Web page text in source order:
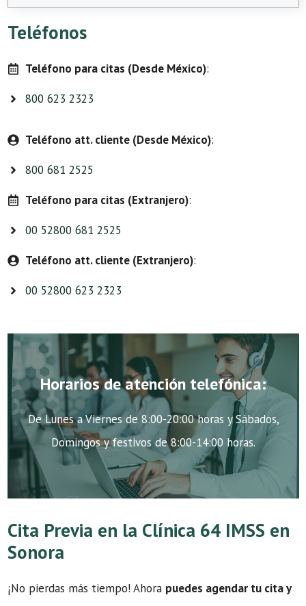
Teléfonos
Teléfono para citas (Desde México):
800 623 2323
Teléfono att. cliente (Desde México):
800 681 2525
Teléfono para citas (Extranjero):
00 52800 681 2525
Teléfono att. cliente (Extranjero):
00 52800 623 2323
Horarios de atención telefónica:
De Lunes a Viernes de 8:00-20:00 horas y Sábados,
Domingos y festivos de 8:00-14:00 horas.
Cita Previa en la Clínica 64 IMSS en
Sonora
¡No pierdas más tiempo! Ahora puedes agendar tu cita y